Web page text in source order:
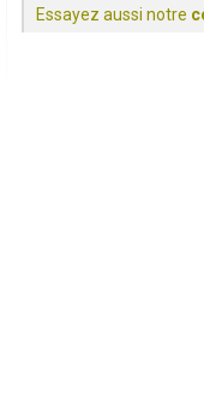
Essayez aussi notre